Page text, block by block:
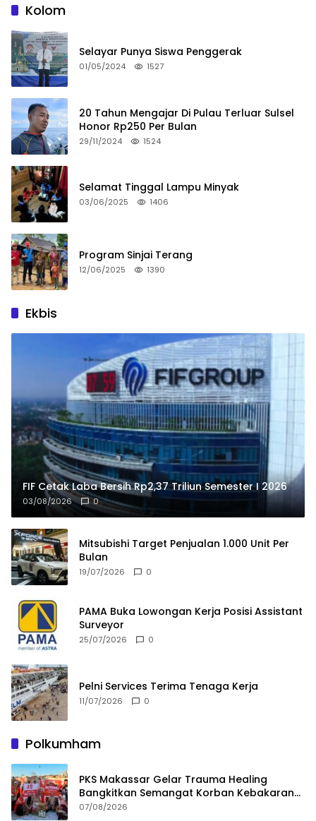
Kolom
Selayar Punya Siswa Penggerak
01/05/2024 1527
20 Tahun Mengajar Di Pulau Terluar Sulsel
Honor Rp250 Per Bulan
29/11/2024 1524
Selamat Tinggal Lampu Minyak
03/06/2025 1406
Program Sinjai Terang
12/06/2025 1390
Ekbis
FIF Cetak Laba Bersih Rp2,37 Triliun Semester I 2026
03/08/2026 0
Mitsubishi Target Penjualan 1.000 Unit Per
Bulan
19/07/2026 0
PAMA Buka Lowongan Kerja Posisi Assistant
Surveyor
25/07/2026 0
Pelni Services Terima Tenaga Kerja
11/07/2026 0
Polkumham
PKS Makassar Gelar Trauma Healing
Bangkitkan Semangat Korban Kebakaran
Tallo
07/08/2026